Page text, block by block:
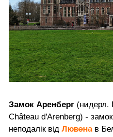
Замок Аренберг (нидерл.
Château d'Arenberg) - замок
неподалік від Лювена в